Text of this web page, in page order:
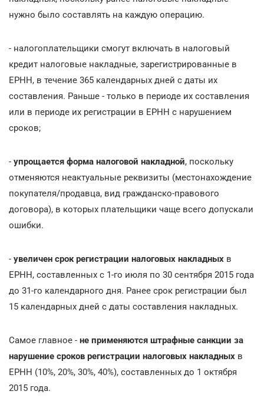
нужно было составлять на каждую операцию.
- налогоплательщики смогут включать в налоговый
кредит налоговые накладные, зарегистрированные в
ЕРНН, в течение 365 календарных дней с даты их
составления. Раньше - только в периоде их составления
или в периоде их регистрации в ЕРНН с нарушением
сроков;
- упрощается форма налоговой накладной, поскольку
отменяются неактуальные реквизиты (местонахождение
покупателя/продавца, вид гражданско-правового
договора), в которых плательщики чаще всего допускали
ошибки.
- увеличен срок регистрации налоговых накладных в
ЕРНН, составленных с 1-го июля по 30 сентября 2015 года
до 31-го календарного дня. Ранее срок регистрации был
15 календарных дней с даты составления накладных.
Самое главное - не применяются штрафные санкции за
нарушение сроков регистрации налоговых накладных в
ЕРНН (10%, 20%, 30%, 40%), составленных до 1 октября
2015 года.